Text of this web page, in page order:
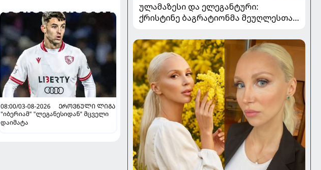
08:00/03-08-2026
ᲔᲠᲝᲕᲜᲣᲚᲘ ᲚᲘᲒᲐ
"იბერიამ" "ლეგანესიდან" მცველი
დაიმატა
ულამაზესი და ელეგანტური:
ქრისტინე ბაგრატიონმა მეუღლესთან
გააზიარა